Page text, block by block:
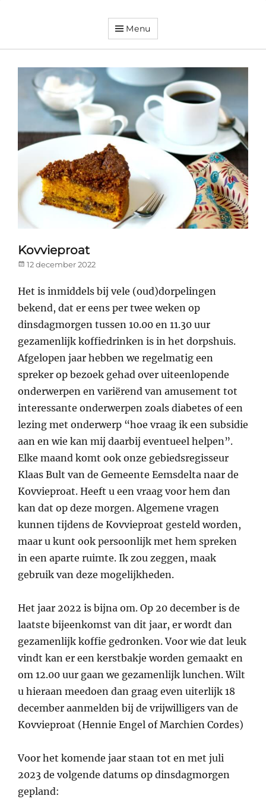
DorpsverenigingMenu
Kovvieproat
Posted
12 december 2022
Het is inmiddels bij vele (oud)dorpelingen
bekend, dat er eens per twee weken op
dinsdagmorgen tussen 10.00 en 11.30 uur
gezamenlijk koffiedrinken is in het dorpshuis.
Afgelopen jaar hebben we regelmatig een
spreker op bezoek gehad over uiteenlopende
onderwerpen en variërend van amusement tot
interessante onderwerpen zoals diabetes of een
lezing met onderwerp “hoe vraag ik een subsidie
aan en wie kan mij daarbij eventueel helpen”.
Elke maand komt ook onze gebiedsregisseur
Klaas Bult van de Gemeente Eemsdelta naar de
Kovvieproat. Heeft u een vraag voor hem dan
kan dat op deze morgen. Algemene vragen
kunnen tijdens de Kovvieproat gesteld worden,
maar u kunt ook persoonlijk met hem spreken
in een aparte ruimte. Ik zou zeggen, maak
gebruik van deze mogelijkheden.
Het jaar 2022 is bijna om. Op 20 december is de
laatste bijeenkomst van dit jaar, er wordt dan
gezamenlijk koffie gedronken. Voor wie dat leuk
vindt kan er een kerstbakje worden gemaakt en
om 12.00 uur gaan we gezamenlijk lunchen. Wilt
u hieraan meedoen dan graag even uiterlijk 18
december aanmelden bij de vrijwilligers van de
Kovvieproat (Hennie Engel of Marchien Cordes)
Voor het komende jaar staan tot en met juli
2023 de volgende datums op dinsdagmorgen
gepland: